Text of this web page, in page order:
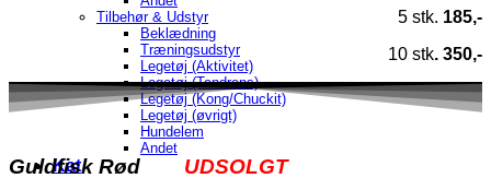
Tilbehør & Udstyr
Beklædning
Træningsudstyr
Legetøj (Aktivitet)
Legetøj (Tandrens)
Legetøj (Kong/Chuckit)
Legetøj (øvrigt)
Hundelem
Andet
Kat
5 stk. 185,-
10 stk. 350,-
Guldfisk Rød UDSOLGT